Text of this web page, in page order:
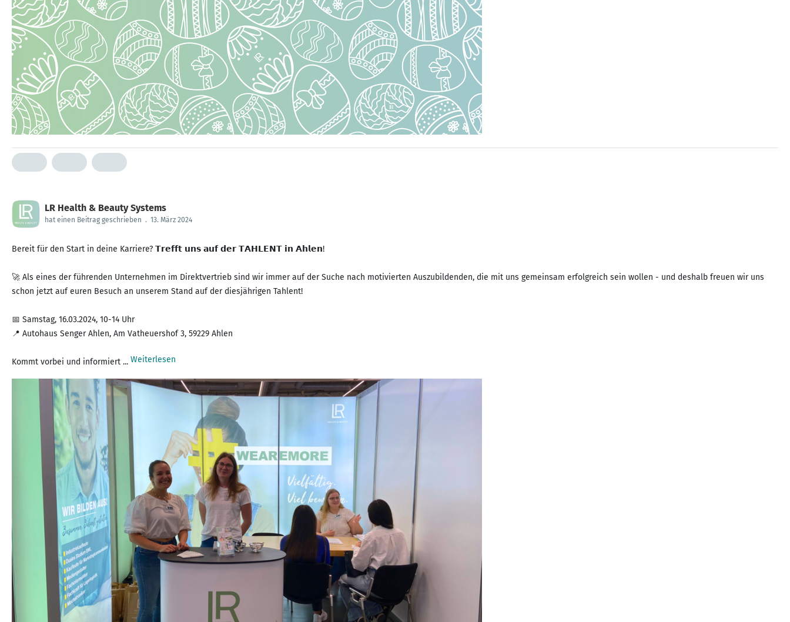
LR Health & Beauty Systems
hat einen Beitrag geschrieben . 13. März 2024
Bereit für den Start in deine Karriere? 𝗧𝗿𝗲𝗳𝗳𝘁 𝘂𝗻𝘀 𝗮𝘂𝗳 𝗱𝗲𝗿 𝗧𝗔𝗛𝗟𝗘𝗡𝗧 𝗶𝗻 𝗔𝗵𝗹𝗲𝗻!
🚀 Als eines der führenden Unternehmen im Direktvertrieb sind wir immer auf der Suche nach motivierten Auszubildenden, die mit uns gemeinsam erfolgreich sein wollen - und deshalb freuen wir uns
schon jetzt auf euren Besuch an unserem Stand auf der diesjährigen Tahlent!
📅 Samstag, 16.03.2024, 10-14 Uhr
📍 Autohaus Senger Ahlen, Am Vatheuershof 3, 59229 Ahlen
Kommt vorbei und informiert ... Weiterlesen